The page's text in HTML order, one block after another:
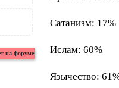
Сатанизм: 17%
Ислам: 60%
Язычество: